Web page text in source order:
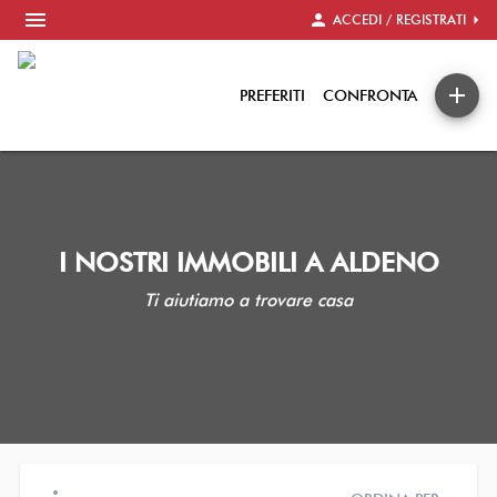
menu person ACCEDI / REGISTRATI arrow_right
PREFERITI CONFRONTA add
I NOSTRI IMMOBILI A ALDENO
Ti aiutiamo a trovare casa